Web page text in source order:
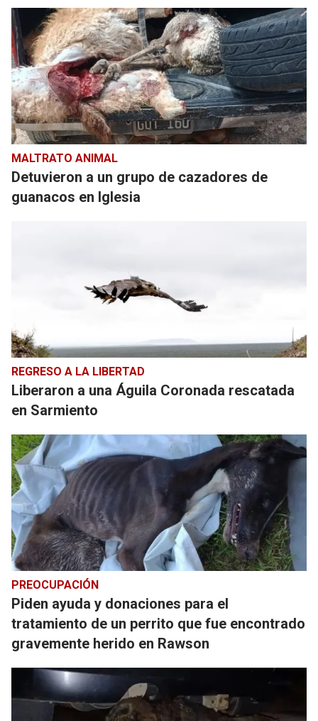
MALTRATO ANIMAL
Detuvieron a un grupo de cazadores de
guanacos en Iglesia
REGRESO A LA LIBERTAD
Liberaron a una Águila Coronada rescatada
en Sarmiento
PREOCUPACIÓN
Piden ayuda y donaciones para el
tratamiento de un perrito que fue encontrado
gravemente herido en Rawson